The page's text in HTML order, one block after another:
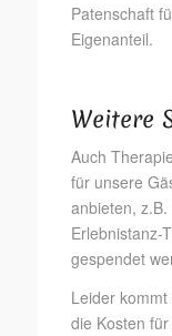
Patenschaft
Eigenanteil.
Weitere
Auch
für unsere
anbieten,
Erlebnistanz-
gespendet
Leider
die Kosten